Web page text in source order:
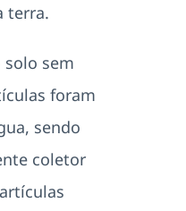
terra.
sem
foram
sendo
coletor